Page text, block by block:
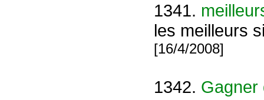
1341.
les meilleurs
[16/4/2008]
1342. Gagner